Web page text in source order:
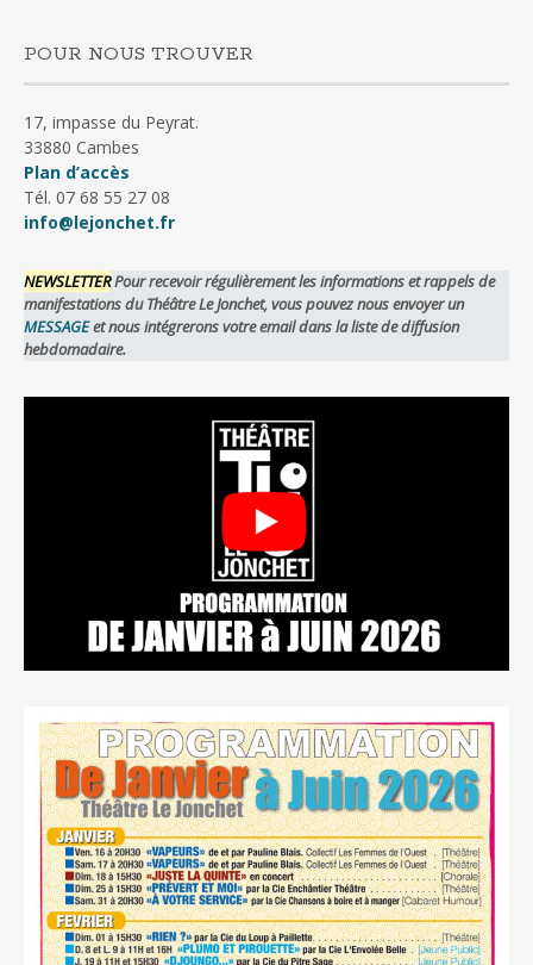
POUR NOUS TROUVER
17, impasse du Peyrat.
33880 Cambes
Plan d’accès
Tél. 07 68 55 27 08
info@lejonchet.fr
NEWSLETTERPour recevoir régulièrement les informations et rappels de
manifestations du Théâtre Le Jonchet, vous pouvez nous envoyer un
MESSAGEet nous intégrerons votre email dans la liste de diffusion
hebdomadaire.